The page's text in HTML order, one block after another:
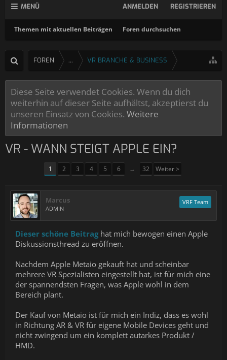
MENÜ
Themen mit aktuellen Beiträgen Foren durchsuchen
ANMELDEN REGISTRIEREN
FOREN ... VR BRANCHE & BUSINESS
Diese Seite verwendet Cookies. Wenn du dich
weiterhin auf dieser Seite aufhältst, akzeptierst du
unseren Einsatz von Cookies. Weitere
Informationen
VR - WANN STEIGT APPLE EIN?
1 2 3 4 5 6 → 32 Weiter >
Marcus
ADMIN
VRF Team
Dieser schöne Beitrag hat mich bewogen einen Apple
Diskussionsthread zu eröffnen.
Nachdem Apple Metaio gekauft hat und scheinbar
mehrere VR Spezialisten eingestellt hat, ist für mich eine
der spannendsten Fragen, was Apple wohl in dem
Bereich plant.
Der Kauf von Metaio ist für mich ein Indiz, dass es wohl
in Richtung AR & VR für eigene Mobile Devices geht und
nicht zwingend um ein komplett autarkes Produkt /
HMD.